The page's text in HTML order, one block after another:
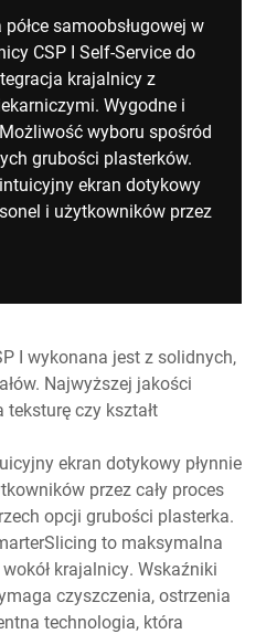
samoobsługowej w
CSP I Self-Service do
krajalnicy z
Wygodne i
wyboru spośród
grubości plasterków.
ekran dotykowy
i użytkowników przez
I wykonana jest z solidnych,
Najwyższej jakości
teksturę czy kształt
ekran dotykowy płynnie
przez cały proces
opcji grubości plasterka.
to maksymalna
krajalnicy. Wskaźniki
czyszczenia, ostrzenia
technologia, która